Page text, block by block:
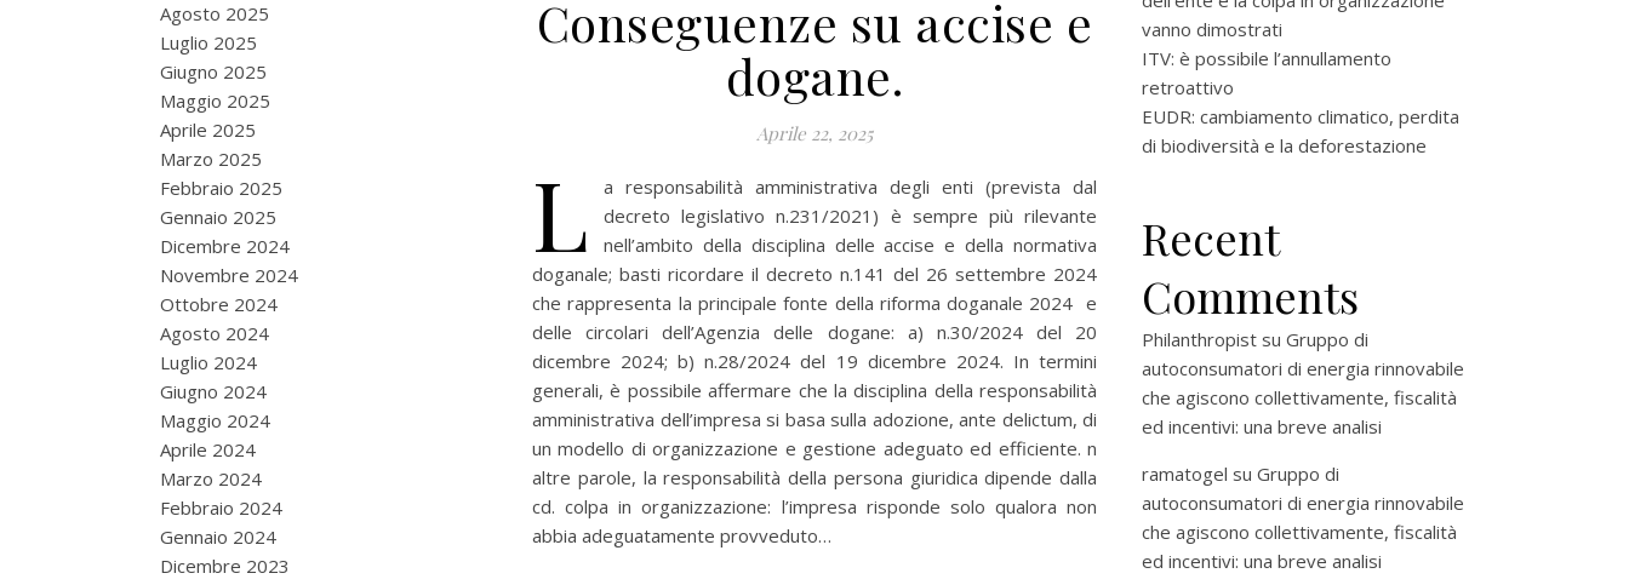
Agosto 2025
Luglio 2025
Giugno 2025
Maggio 2025
Aprile 2025
Marzo 2025
Febbraio 2025
Gennaio 2025
Dicembre 2024
Novembre 2024
Ottobre 2024
Agosto 2024
Luglio 2024
Giugno 2024
Maggio 2024
Aprile 2024
Marzo 2024
Febbraio 2024
Gennaio 2024
Dicembre 2023
Conseguenze su accise e
dogane.
Aprile 22, 2025
L
a responsabilità amministrativa degli enti (prevista dal
decreto legislativo n.231/2021) è sempre più rilevante
nell’ambito della disciplina delle accise e della normativa
doganale; basti ricordare il decreto n.141 del 26 settembre 2024
che rappresenta la principale fonte della riforma doganale 2024 e
delle circolari dell’Agenzia delle dogane: a) n.30/2024 del 20
dicembre 2024; b) n.28/2024 del 19 dicembre 2024. In termini
generali, è possibile affermare che la disciplina della responsabilità
amministrativa dell’impresa si basa sulla adozione, ante delictum, di
un modello di organizzazione e gestione adeguato ed efficiente. n
altre parole, la responsabilità della persona giuridica dipende dalla
cd. colpa in organizzazione: l’impresa risponde solo qualora non
abbia adeguatamente provveduto…
vanno dimostrati
ITV: è possibile l’annullamento
retroattivo
EUDR: cambiamento climatico, perdita
di biodiversità e la deforestazione
Recent
Comments
Philanthropist su Gruppo di
autoconsumatori di energia rinnovabile
che agiscono collettivamente, fiscalità
ed incentivi: una breve analisi
ramatogel su Gruppo di
autoconsumatori di energia rinnovabile
che agiscono collettivamente, fiscalità
ed incentivi: una breve analisi